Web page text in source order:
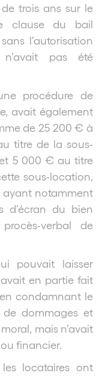
trois ans sur le
clause du bail
l’autorisation
pas été
procédure de
avait également
de 25 200 € à
titre de la sous-
5 000 € au titre
sous-location,
ayant notamment
d’écran du bien
verbal de
pouvait laisser
avait en partie fait
condamnant le
dommages et
mais n’avait
financier.
locataires ont